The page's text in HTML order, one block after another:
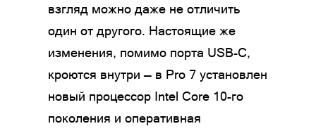
взгляд можно даже не отличить
один от другого. Настоящие же
изменения, помимо порта USB-C,
кроются внутри — в Pro 7 установлен
новый процессор Intel Core 10-го
поколения и оперативная